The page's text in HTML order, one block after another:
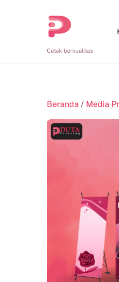
Cetak berkualitas
Beranda / Media